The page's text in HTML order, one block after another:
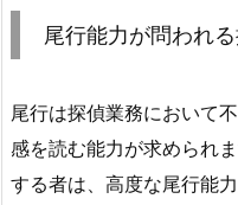
尾行能力が問われ
尾行は探偵業務において
感を読む能力が求められ
する者は、高度な尾行能